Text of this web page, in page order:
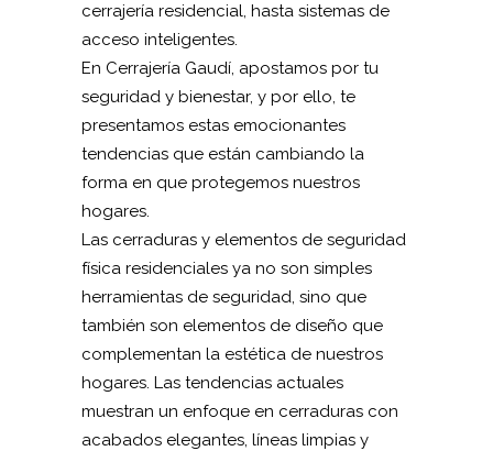
cerrajería residencial, hasta sistemas de
acceso inteligentes.
En Cerrajería Gaudí, apostamos por tu
seguridad y bienestar, y por ello, te
presentamos estas emocionantes
tendencias que están cambiando la
forma en que protegemos nuestros
hogares.
Las cerraduras y elementos de seguridad
física residenciales ya no son simples
herramientas de seguridad, sino que
también son elementos de diseño que
complementan la estética de nuestros
hogares. Las tendencias actuales
muestran un enfoque en cerraduras con
acabados elegantes, líneas limpias y